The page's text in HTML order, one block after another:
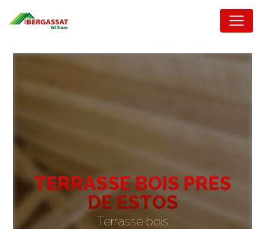
TERRASSE BOIS PRÈS
DE ESTOS
Terrasse bois